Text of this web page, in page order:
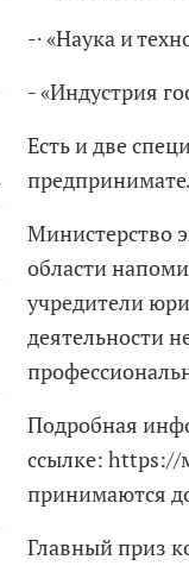
-· «Наука и
- «Индустрия
Есть и две
Министерство
области
учредители
деятельности
Подробная
ссылке: https://
принимаются
Главный приз